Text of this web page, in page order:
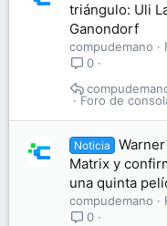
triángulo: Uli
Ganondorf
compudemano
0
Foro de
Noticia
Matrix y
una quinta
compudemano
0